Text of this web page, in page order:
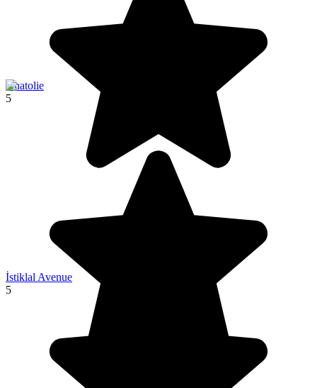
Anatolie
5
İstiklal Avenue
5